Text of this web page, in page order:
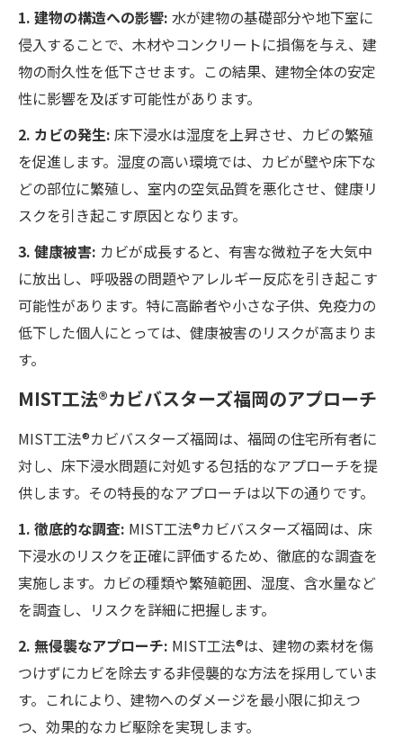
1. 建物の構造への影響: 水が建物の基礎部分や地下室に
侵入することで、木材やコンクリートに損傷を与え、建
物の耐久性を低下させます。この結果、建物全体の安定
性に影響を及ぼす可能性があります。
2. カビの発生: 床下浸水は湿度を上昇させ、カビの繁殖
を促進します。湿度の高い環境では、カビが壁や床下な
どの部位に繁殖し、室内の空気品質を悪化させ、健康リ
スクを引き起こす原因となります。
3. 健康被害: カビが成長すると、有害な微粒子を大気中
に放出し、呼吸器の問題やアレルギー反応を引き起こす
可能性があります。特に高齢者や小さな子供、免疫力の
低下した個人にとっては、健康被害のリスクが高まりま
す。
MIST工法®カビバスターズ福岡のアプローチ
MIST工法®カビバスターズ福岡は、福岡の住宅所有者に
対し、床下浸水問題に対処する包括的なアプローチを提
供します。その特長的なアプローチは以下の通りです。
1. 徹底的な調査: MIST工法®カビバスターズ福岡は、床
下浸水のリスクを正確に評価するため、徹底的な調査を
実施します。カビの種類や繁殖範囲、湿度、含水量など
を調査し、リスクを詳細に把握します。
2. 無侵襲なアプローチ: MIST工法®は、建物の素材を傷
つけずにカビを除去する非侵襲的な方法を採用していま
す。これにより、建物へのダメージを最小限に抑えつ
つ、効果的なカビ駆除を実現します。